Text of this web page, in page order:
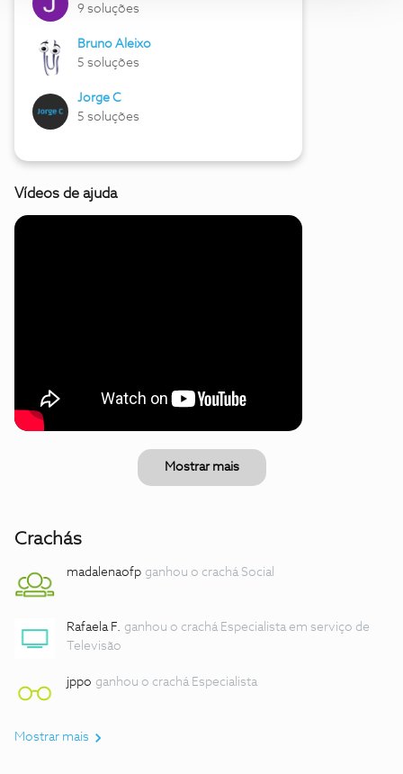
9 soluções
Bruno Aleixo
5 soluções
Jorge C
5 soluções
Vídeos de ajuda
Mostrar mais
Crachás
madalenaofp ganhou o crachá Social
Rafaela F. ganhou o crachá Especialista em serviço de
Televisão
jppo ganhou o crachá Especialista
Mostrar mais